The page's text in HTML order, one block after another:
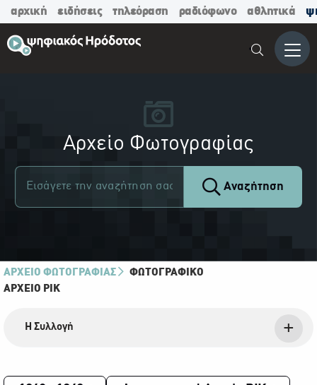
αρχική ειδήσεις τηλεόραση ραδιόφωνο αθλητικά
Μενού
Αρχείο Φωτογραφίας
Αναζήτηση
ΑΡΧΕΙΟ ΦΩΤΟΓΡΑΦΙΑΣ
ΦΩΤΟΓΡΑΦΙΚΌ
ΑΡΧΕΊΟ ΡΙΚ
Η Συλλογή